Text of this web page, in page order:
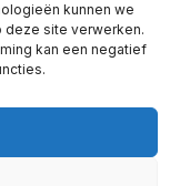
kunnen we
site verwerken.
kan een negatief